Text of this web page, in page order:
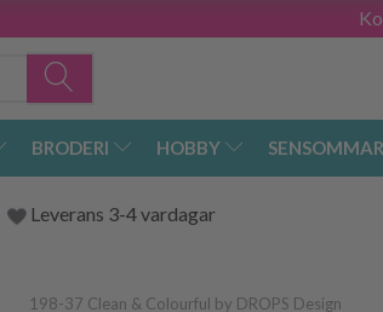
BRODERI HOBBY
Leverans 3-4 vardagar
198-37 Clean & Colourful by DROPS Design